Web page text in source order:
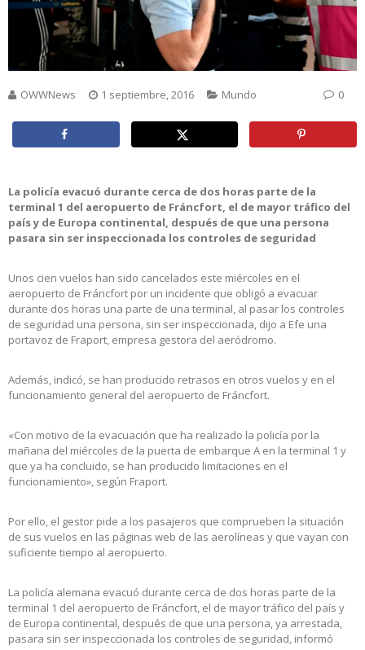
OWWNews 1 septiembre, 2016 Mundo 0
La policía evacuó durante cerca de dos horas parte de la
terminal 1 del aeropuerto de Fráncfort, el de mayor tráfico del
país y de Europa continental, después de que una persona
pasara sin ser inspeccionada los controles de seguridad
Unos cien vuelos han sido cancelados este miércoles en el
aeropuerto de Fráncfort por un incidente que obligó a evacuar
durante dos horas una parte de una terminal, al pasar los controles
de seguridad una persona, sin ser inspeccionada, dijo a Efe una
portavoz de Fraport, empresa gestora del aeródromo.
Además, indicó, se han producido retrasos en otros vuelos y en el
funcionamiento general del aeropuerto de Fráncfort.
«Con motivo de la evacuación que ha realizado la policía por la
mañana del miércoles de la puerta de embarque A en la terminal 1 y
que ya ha concluido, se han producido limitaciones en el
funcionamiento», según Fraport.
Por ello, el gestor pide a los pasajeros que comprueben la situación
de sus vuelos en las páginas web de las aerolíneas y que vayan con
suficiente tiempo al aeropuerto.
La policía alemana evacuó durante cerca de dos horas parte de la
terminal 1 del aeropuerto de Fráncfort, el de mayor tráfico del país y
de Europa continental, después de que una persona, ya arrestada,
pasara sin ser inspeccionada los controles de seguridad, informó